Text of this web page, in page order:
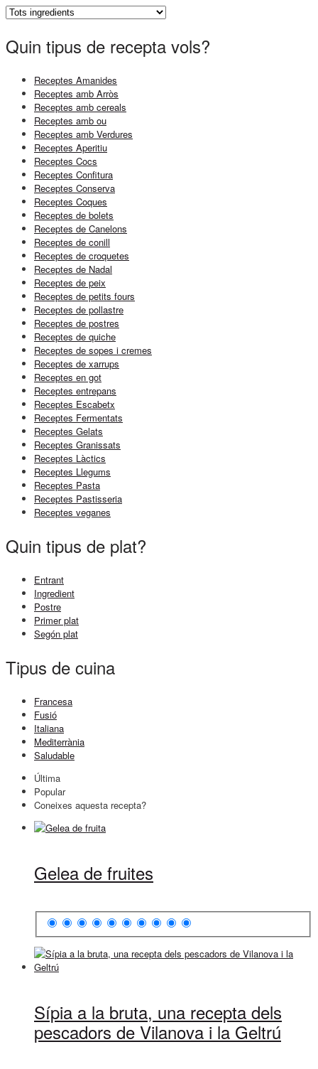
Quin tipus de recepta vols?
Receptes Amanides
Receptes amb Arròs
Receptes amb cereals
Receptes amb ou
Receptes amb Verdures
Receptes Aperitiu
Receptes Cocs
Receptes Confitura
Receptes Conserva
Receptes Coques
Receptes de bolets
Receptes de Canelons
Receptes de conill
Receptes de croquetes
Receptes de Nadal
Receptes de peix
Receptes de petits fours
Receptes de pollastre
Receptes de postres
Receptes de quiche
Receptes de sopes i cremes
Receptes de xarrups
Receptes en got
Receptes entrepans
Receptes Escabetx
Receptes Fermentats
Receptes Gelats
Receptes Granissats
Receptes Làctics
Receptes Llegums
Receptes Pasta
Receptes Pastisseria
Receptes veganes
Quin tipus de plat?
Entrant
Ingredient
Postre
Primer plat
Segón plat
Tipus de cuina
Francesa
Fusió
Italiana
Mediterrània
Saludable
Última
Popular
Coneixes aquesta recepta?
Gelea de fruites
Sípia a la bruta, una recepta dels
pescadors de Vilanova i la Geltrú